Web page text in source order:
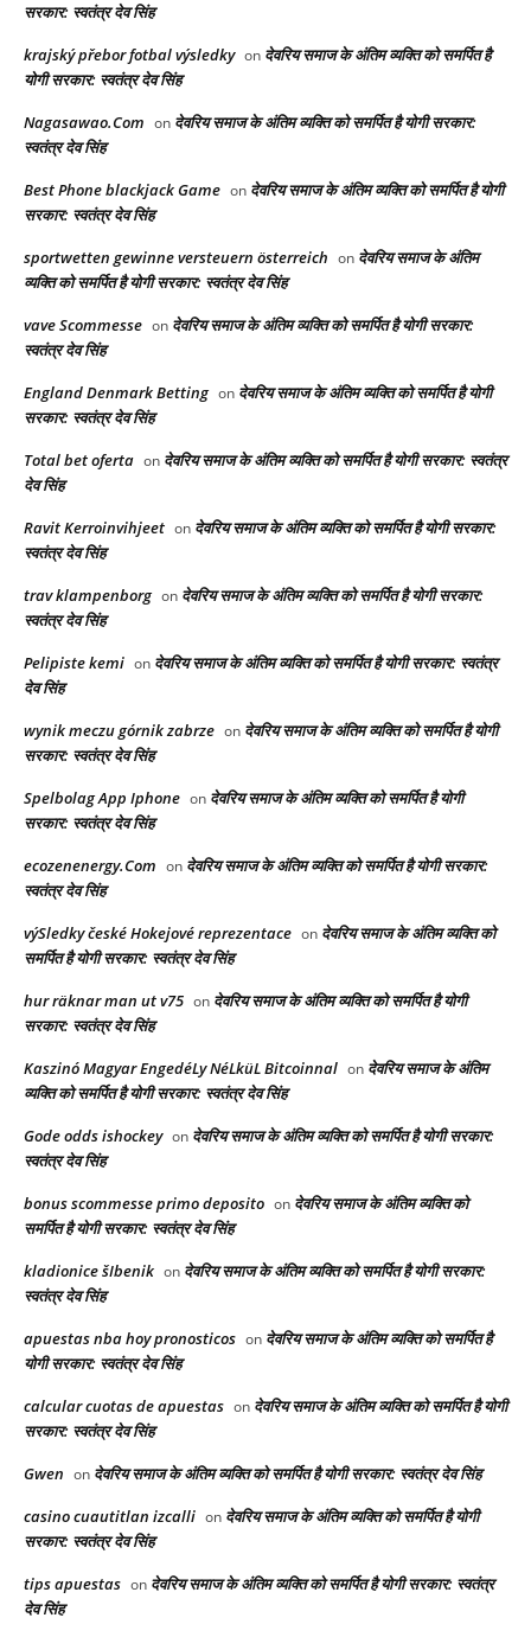
सरकार: स्वतंत्र देव सिंह
krajský přebor fotbal výsledky on देवरिय समाज के अंतिम व्यक्ति को समर्पित है
योगी सरकार: स्वतंत्र देव सिंह
Nagasawao.Com on देवरिय समाज के अंतिम व्यक्ति को समर्पित है योगी सरकार:
स्वतंत्र देव सिंह
Best Phone blackjack Game on देवरिय समाज के अंतिम व्यक्ति को समर्पित है योगी
सरकार: स्वतंत्र देव सिंह
sportwetten gewinne versteuern österreich on देवरिय समाज के अंतिम
व्यक्ति को समर्पित है योगी सरकार: स्वतंत्र देव सिंह
vave Scommesse on देवरिय समाज के अंतिम व्यक्ति को समर्पित है योगी सरकार:
स्वतंत्र देव सिंह
England Denmark Betting on देवरिय समाज के अंतिम व्यक्ति को समर्पित है योगी
सरकार: स्वतंत्र देव सिंह
Total bet oferta on देवरिय समाज के अंतिम व्यक्ति को समर्पित है योगी सरकार: स्वतंत्र
देव सिंह
Ravit Kerroinvihjeet on देवरिय समाज के अंतिम व्यक्ति को समर्पित है योगी सरकार:
स्वतंत्र देव सिंह
trav klampenborg on देवरिय समाज के अंतिम व्यक्ति को समर्पित है योगी सरकार:
स्वतंत्र देव सिंह
Pelipiste kemi on देवरिय समाज के अंतिम व्यक्ति को समर्पित है योगी सरकार: स्वतंत्र
देव सिंह
wynik meczu górnik zabrze on देवरिय समाज के अंतिम व्यक्ति को समर्पित है योगी
सरकार: स्वतंत्र देव सिंह
Spelbolag App Iphone on देवरिय समाज के अंतिम व्यक्ति को समर्पित है योगी
सरकार: स्वतंत्र देव सिंह
ecozenenergy.Com on देवरिय समाज के अंतिम व्यक्ति को समर्पित है योगी सरकार:
स्वतंत्र देव सिंह
výSledky české Hokejové reprezentace on देवरिय समाज के अंतिम व्यक्ति को
समर्पित है योगी सरकार: स्वतंत्र देव सिंह
hur räknar man ut v75 on देवरिय समाज के अंतिम व्यक्ति को समर्पित है योगी
सरकार: स्वतंत्र देव सिंह
Kaszinó Magyar EngedéLy NéLküL Bitcoinnal on देवरिय समाज के अंतिम
व्यक्ति को समर्पित है योगी सरकार: स्वतंत्र देव सिंह
Gode odds ishockey on देवरिय समाज के अंतिम व्यक्ति को समर्पित है योगी सरकार:
स्वतंत्र देव सिंह
bonus scommesse primo deposito on देवरिय समाज के अंतिम व्यक्ति को
समर्पित है योगी सरकार: स्वतंत्र देव सिंह
kladionice šIbenik on देवरिय समाज के अंतिम व्यक्ति को समर्पित है योगी सरकार:
स्वतंत्र देव सिंह
apuestas nba hoy pronosticos on देवरिय समाज के अंतिम व्यक्ति को समर्पित है
योगी सरकार: स्वतंत्र देव सिंह
calcular cuotas de apuestas on देवरिय समाज के अंतिम व्यक्ति को समर्पित है योगी
सरकार: स्वतंत्र देव सिंह
Gwen on देवरिय समाज के अंतिम व्यक्ति को समर्पित है योगी सरकार: स्वतंत्र देव सिंह
casino cuautitlan izcalli on देवरिय समाज के अंतिम व्यक्ति को समर्पित है योगी
सरकार: स्वतंत्र देव सिंह
tips apuestas on देवरिय समाज के अंतिम व्यक्ति को समर्पित है योगी सरकार: स्वतंत्र
देव सिंह